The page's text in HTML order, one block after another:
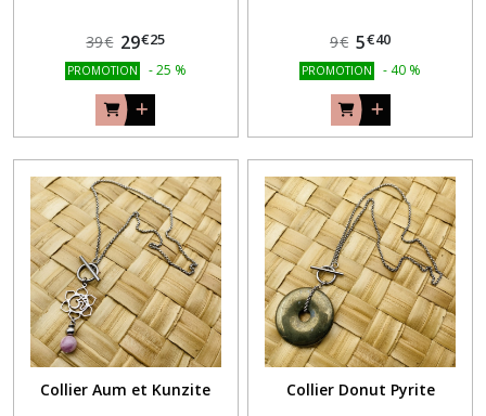
39€ 29€25
PROMOTION -25 %
9€ 5€40
PROMOTION - 40 %
Collier Aum et Kunzite Collier Donut Pyrite